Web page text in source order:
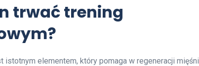
trwać trening
istotnym elementem, który pomaga w regeneracji mięśni